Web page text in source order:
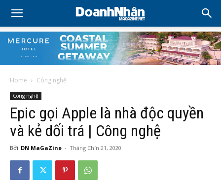
Home Công nghệ
Công nghệ
Epic gọi Apple là nhà độc quyền
và kẻ dối trá | Công nghệ
Bởi DN MaGaZine - Tháng Chín 21, 2020